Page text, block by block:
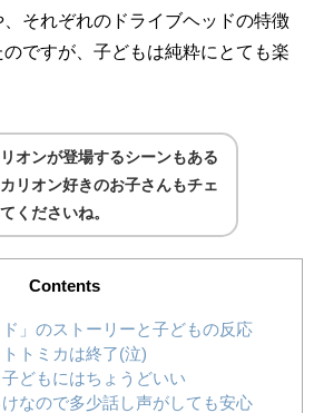
それぞれのドライブヘッドの特徴
ですが、子どもは純粋にとても楽
オンが登場するシーンもある
リオン好きのお子さんもチェ
くださいね。
Contents
」のストーリーと子どもの反応
トミカは終了(泣)
どもにはちょうどいい
なので多少話し声がしても安心